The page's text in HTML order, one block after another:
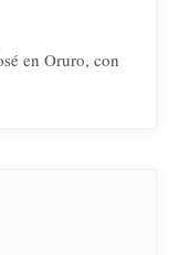
en Oruro, con